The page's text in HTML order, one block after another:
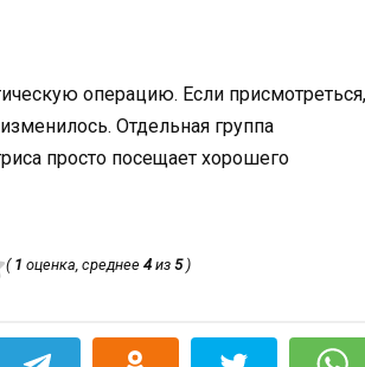
операцию. Если присмотреться,
Отдельная группа
просто посещает хорошего
( 1 оценка, среднее4 из5)